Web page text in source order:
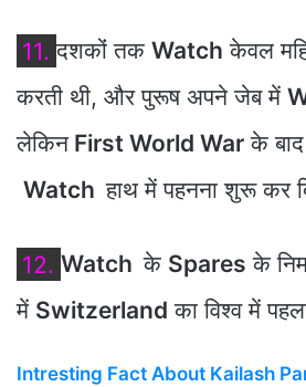
11. दशकोंं तक Watch केवल
करती थी, और पुरूष अपने जेब में
लेकिनFirst World War के
Watchहाथ में पहनना शुरू कर
12. Watchके Spares के
में Switzerland का विश्‍व में
Intresting Fact About Kailash